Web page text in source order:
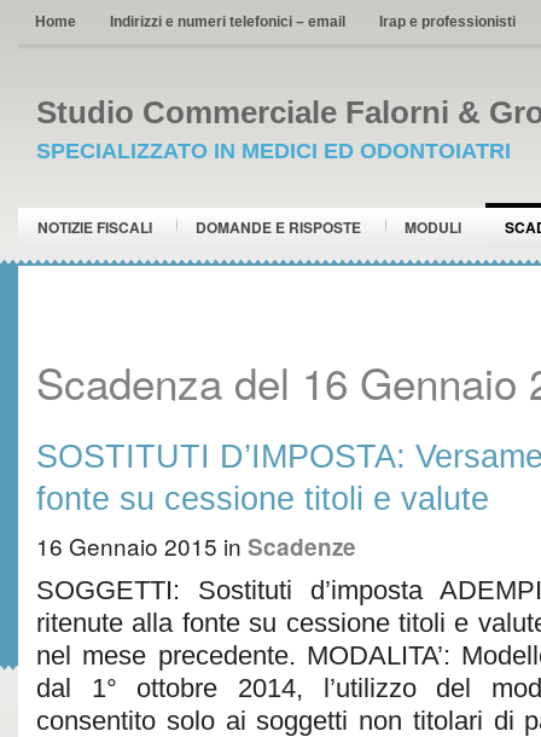
Home Indirizzi e numeri telefonici – email Irap e professionisti
Studio Commerciale Falorni &
SPECIALIZZATO IN MEDICI ED ODONTOIATRI
NOTIZIE FISCALI DOMANDE E RISPOSTE MODULI
Scadenza del 16 Gennaio
SOSTITUTI D’IMPOSTA:
fonte su cessione titoli e valute
16 Gennaio 2015 in Scadenze
SOGGETTI: Sostituti d’imposta
ritenute alla fonte su cessione titoli e
nel mese precedente. MODALITA’:
dal 1° ottobre 2014, l’utilizzo del
consentito solo ai soggetti non titolari di